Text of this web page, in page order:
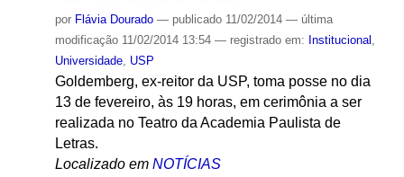
por Flávia Dourado — publicado11/02/2014 — última
modificação11/02/2014 13:54 — registrado em: Institucional
Universidade, USP
Goldemberg, ex-reitor da USP, toma posse no dia
13 de fevereiro, às 19 horas, em cerimônia a ser
realizada no Teatro da Academia Paulista de
Letras.
Localizado em NOTÍCIAS